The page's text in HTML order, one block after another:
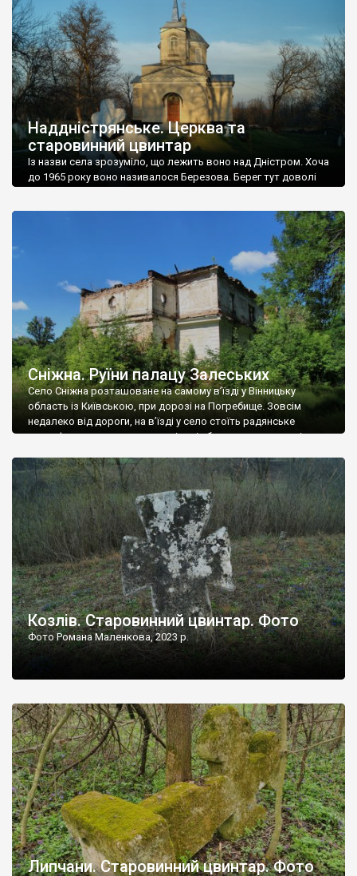
мовою. За всіма традиційними ознаками – цвинтар
український. Хрести датуються 19 століттям. У 1924-1940
роках Болган […]
Наддністрянське. Церква та
старовинний цвинтар
Із назви села зрозуміло, що лежить воно над Дністром. Хоча
до 1965 року воно називалося Березова. Берег тут доволі
Наддністрянське відрізняється від більшості навколишніх
сіл. У селі є мурована Михайлівська церква. Точної дати […]
Сніжна. Руїни палацу Залеських
Село Сніжна розташоване на самому в’їзді у Вінницьку
область із Київською, при дорозі на Погребище. Зовсім
недалеко від дороги, на в’їзді у село стоїть радянське
рельєфне пано, яке показує жінку і яблуню, а трохи далі, десь
не видно, але видно дві стареньких колії у траві – […]
Козлів. Старовинний цвинтар. Фото
Фото Романа Маленкова, 2023 р.
Липчани. Старовинний цвинтар. Фото